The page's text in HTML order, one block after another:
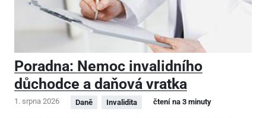
Poradna: Nemoc invalidního
důchodce a daňová vratka
1. srpna 2026 Daně Invalidita čtení na 3 minuty